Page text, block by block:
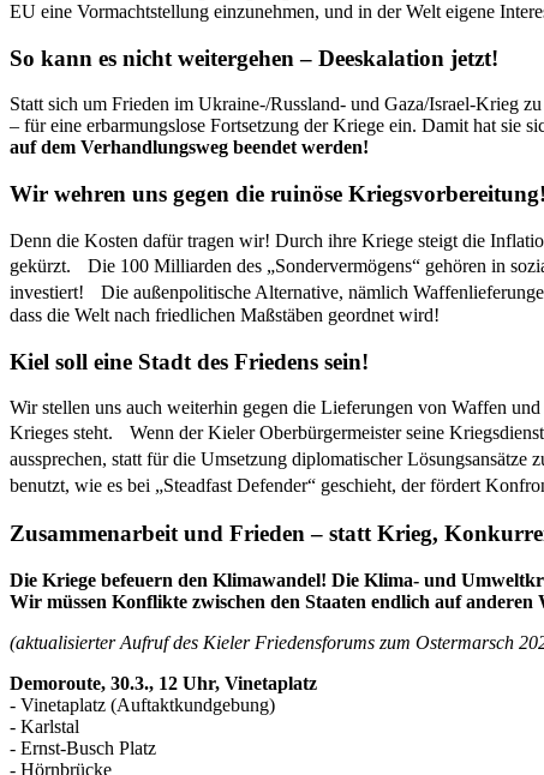
EU eine Vormachtstellung einzunehmen, und in der Welt eigene
So kann es nicht weitergehen – Deeskalation jetzt!
Statt sich um Frieden im Ukraine-/Russland- und Gaza/Israel-Krieg zu
– für eine erbarmungslose Fortsetzung der Kriege ein. Damit hat sie
auf dem Verhandlungsweg beendet werden!
Wir wehren uns gegen die ruinöse Kriegsvorbereitung!
Denn die Kosten dafür tragen wir! Durch ihre Kriege steigt die
gekürzt. Die 100 Milliarden des „Sondervermögens“ gehören in
investiert! Die außenpolitische Alternative, nämlich
dass die Welt nach friedlichen Maßstäben geordnet wird!
Kiel soll eine Stadt des Friedens sein!
Wir stellen uns auch weiterhin gegen die Lieferungen von Waffen
Krieges steht. Wenn der Kieler Oberbürgermeister seine
aussprechen, statt für die Umsetzung diplomatischer
benutzt, wie es bei „Steadfast Defender“ geschieht, der fördert
Zusammenarbeit und Frieden – statt Krieg,
Die Kriege befeuern den Klimawandel! Die Klima- und
Wir müssen Konflikte zwischen den Staaten endlich auf anderen
(aktualisierter Aufruf des Kieler Friedensforums zum Ostermarsch
Demoroute, 30.3., 12 Uhr, Vinetaplatz
- Vinetaplatz (Auftaktkundgebung)
- Karlstal
- Ernst-Busch Platz
- Hörnbrücke